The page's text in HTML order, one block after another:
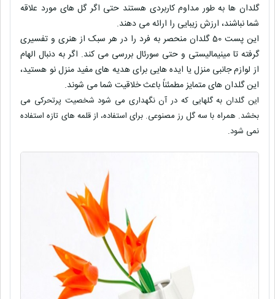
گلدان ها به طور مداوم کاربردی هستند حتی اگر گل های مورد علاقه
شما نباشند، ارزش زیبایی را ارائه می دهند.
این پست 50 گلدان منحصر به فرد را در هر سبک از هنری و تفسیری
گرفته تا مینیمالیستی و حتی سورئال بررسی می کند. اگر به دنبال الهام
از لوازم جانبی منزل یا ایده هایی برای هدیه های مفید منزل نو هستید،
این گلدان های متمایز مطمئناً باعث خلاقیت شما می شوند.
این گلدان به گلهایی که در آن نگهداری می شود شخصیت پرتحرکی می
بخشد. همراه با سه گل رز مصنوعی. برای استفاده، از قلمه های تازه استفاده
نمی شود.